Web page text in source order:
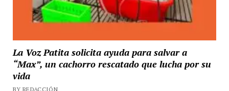
La Voz Patita solicita ayuda para salvar a
“Max”, un cachorro rescatado que lucha por su
vida
BY REDACCIÓN